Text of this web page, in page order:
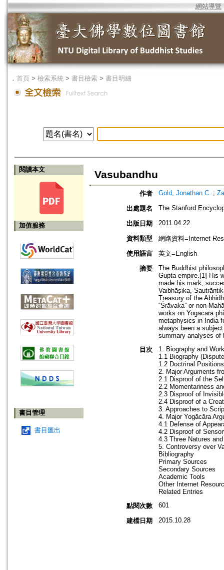
網站導覽
． 首頁 > 檢索系統 > 書目檢索 > 書目明細
閱讀本文
加值服務
書目管理
書目匯出
Vasubandhu
作者 Gold, Jonathan C. ;
出處題名 The Stanford
出版日期 2011.04.22
資料類型
網路資料=Internet
使用語言
英文=English
摘要
The Buddhist
Gupta empire.[1] His
made his mark,
Vaibhāṣika,
Treasury of the
“Śrāvaka” or non-
works on Yogācāra
metaphysics in India
always been a
summary analyses of
目次
1. Biography and
1.1 Biography
1.2 Doctrinal
2. Major Arguments
2.1 Disproof of the
2.2 Momentariness
2.3 Disproof of
2.4 Disproof of a
3. Approaches to
4. Major Yogācāra
4.1 Defense of
4.2 Disproof of
4.3 Three Natures
5. Controversy over
Bibliography
Primary Sources
Secondary Sources
Academic Tools
Other Internet
Related Entries
點閱次數
601
建檔日期 2015.10.28